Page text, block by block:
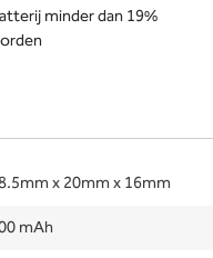
minder dan 19%
x 20mm x 16mm
mAh